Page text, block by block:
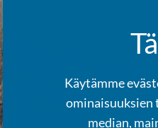
Käytämme
ominaisuuksien
median,